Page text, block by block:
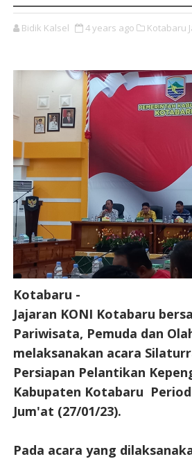
Bidik Kalsel 4 years ago Kotabaru
Kotabaru -
Jajaran KONI Kotabaru
Pariwisata, Pemuda dan
melaksanakan acara
Persiapan Pelantikan
Kabupaten Kotabaru
Jum'at (27/01/23).
Pada acara yang